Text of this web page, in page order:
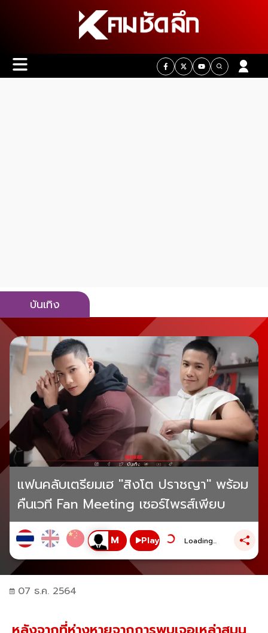
บันเทิง
แฟนคลับเตรียมเฮ "สิงโต ปราชญา" พร้อม
คืนเวที Fan Meeting เซอร์ไพรส์เพียบ
Play Loading...
07 ธ.ค. 2564